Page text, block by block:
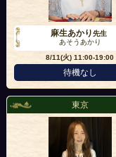
麻生あかり先生
あそうあかり
8/11(火)11:00-19:00
待機なし
東京